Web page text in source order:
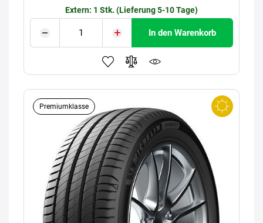
Extern: 1 Stk. (Lieferung 5-10 Tage)
In den Warenkorb
Premiumklasse